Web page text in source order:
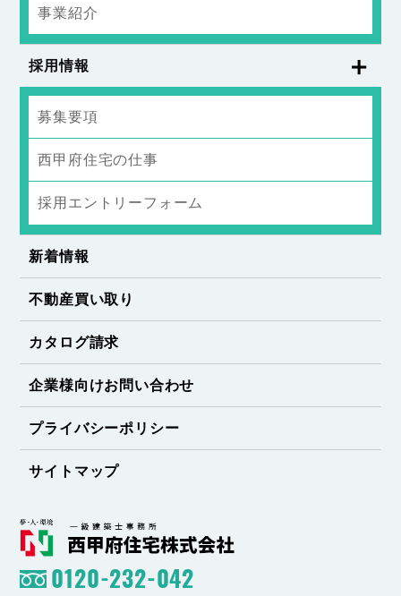
事業紹介
採用情報
募集要項
西甲府住宅の仕事
採用エントリーフォーム
新着情報
不動産買い取り
カタログ請求
企業様向けお問い合わせ
プライバシーポリシー
サイトマップ
0120-232-042